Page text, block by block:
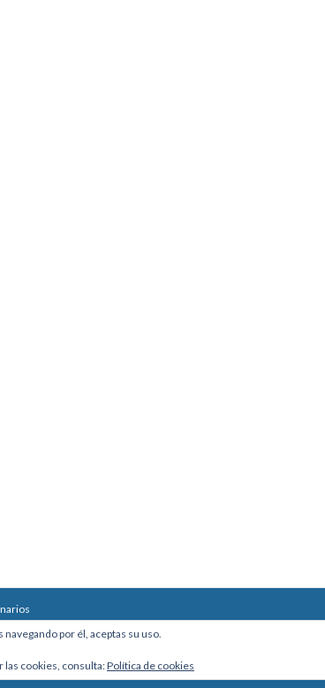
Arcadia, Mezzanine, Of. 101 - La Paz, Bolivia
por él, aceptas su uso.
las cookies, consulta:Política de cookies